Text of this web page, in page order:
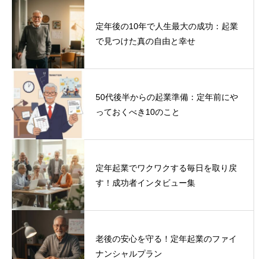
定年後の10年で人生最大の成功：起業
で見つけた真の自由と幸せ
50代後半からの起業準備：定年前にや
っておくべき10のこと
定年起業でワクワクする毎日を取り戻
す！成功者インタビュー集
老後の安心を守る！定年起業のファイ
ナンシャルプラン